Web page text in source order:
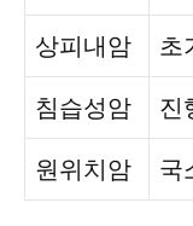
상피내암 초
침습성암 진
원위치암 국